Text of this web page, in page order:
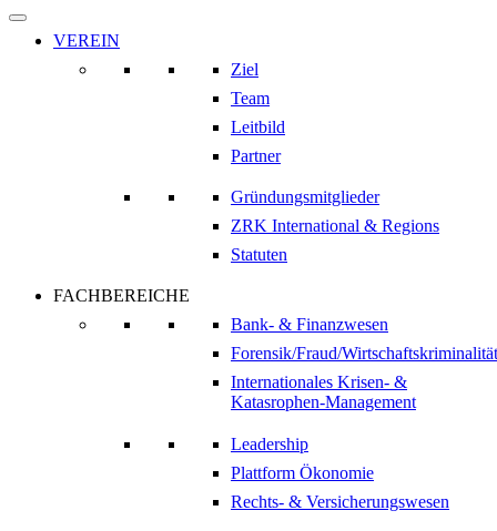
VEREIN
Ziel
Team
Leitbild
Partner
Gründungsmitglieder
ZRK International & Regions
Statuten
FACHBEREICHE
Bank- & Finanzwesen
Forensik/Fraud/Wirtschaftskriminalität
Internationales Krisen- &
Katasrophen-Management
Leadership
Plattform Ökonomie
Rechts- & Versicherungswesen